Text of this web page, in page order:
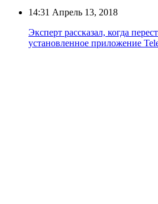
14:31 Апрель 13, 2018
Эксперт рассказал, когда
установленное приложение